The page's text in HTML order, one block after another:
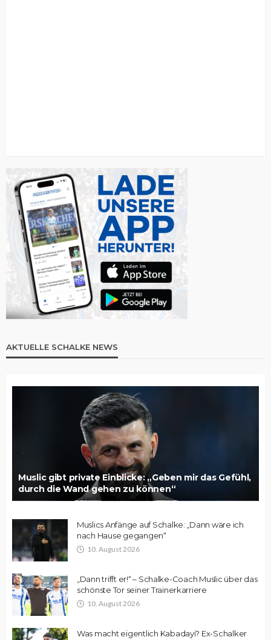
AKTUELLE SCHALKE NEWS
Muslic gibt private Einblicke: „Geben mir das Gefühl,
durch die Wand gehen zu können“
Muslics Anfänge auf Schalke: „Dann wäre ich
nach Hause gegangen“
10. August 2026
„Dann trifft er!“ – Schalke-Coach Muslic über das
schönste Tor seiner Trainerkarriere
10. August 2026
Was macht eigentlich Kabadayi? Ex-Schalker